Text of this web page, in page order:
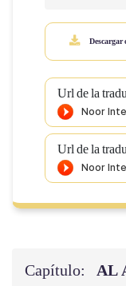
Descargar
Url de la
Url de la
Capítulo: AL